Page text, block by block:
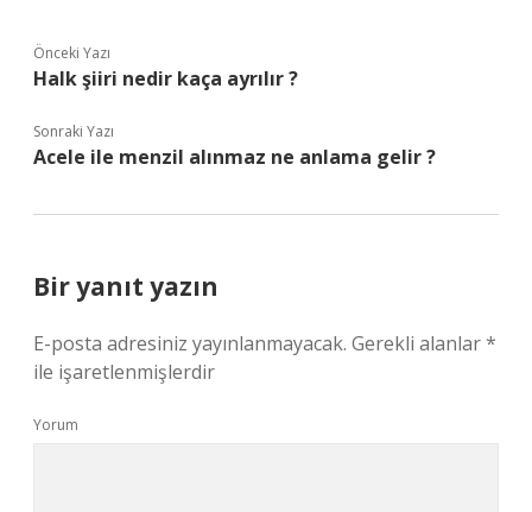
Önceki Yazı
Halk şiiri nedir kaça ayrılır ?
Sonraki Yazı
Acele ile menzil alınmaz ne anlama gelir ?
Bir yanıt yazın
E-posta adresiniz yayınlanmayacak. Gerekli alanlar*
ile işaretlenmişlerdir
Yorum